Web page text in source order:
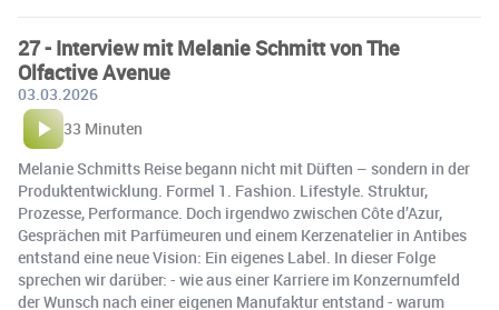
27 - Interview mit Melanie Schmitt von The
Olfactive Avenue
03.03.2026
33 Minuten
Melanie Schmitts Reise begann nicht mit Düften – sondern in der
Produktentwicklung. Formel 1. Fashion. Lifestyle. Struktur,
Prozesse, Performance. Doch irgendwo zwischen Côte d’Azur,
Gesprächen mit Parfümeuren und einem Kerzenatelier in Antibes
entstand eine neue Vision: Ein eigenes Label. In dieser Folge
sprechen wir darüber: - wie aus einer Karriere im Konzernumfeld
der Wunsch nach einer eigenen Manufaktur entstand - warum